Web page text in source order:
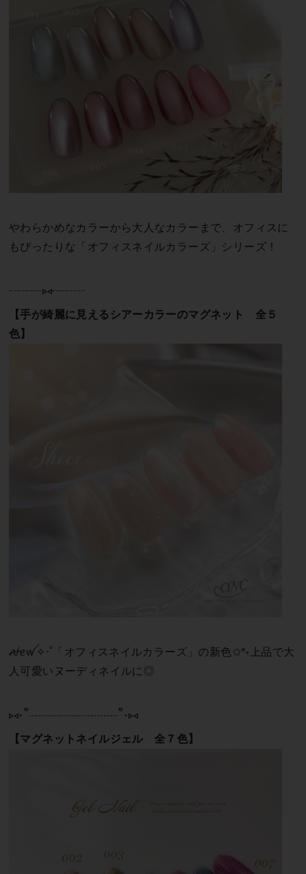
やわらかめなカラーから大人なカラーまで、オフィスに
もぴったりな「オフィスネイルカラーズ」シリーズ！
┈┈⑅┈┈
【手が綺麗に見えるシアーカラーのマグネット 全５
色】
ꫛꫀꪝ✧‧˚「オフィスネイルカラーズ」の新色✩*॰上品で大
人可愛いヌーディネイルに◎
⑅∙˚┈┈┈┈┈┈┈┈┈˚∙⑅
【マグネットネイルジェル 全７色】